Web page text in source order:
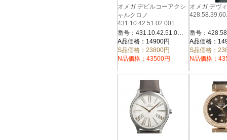
オメガ デビルコーアクシ
ャルクロノ
431.10.42.51.02.001
番号：431.10.42.51.02.001
A品価格：14900円
S品価格：23800円
N品価格：43500円
オメガ デヴ
A品価格：
S品価格：
N品価格：